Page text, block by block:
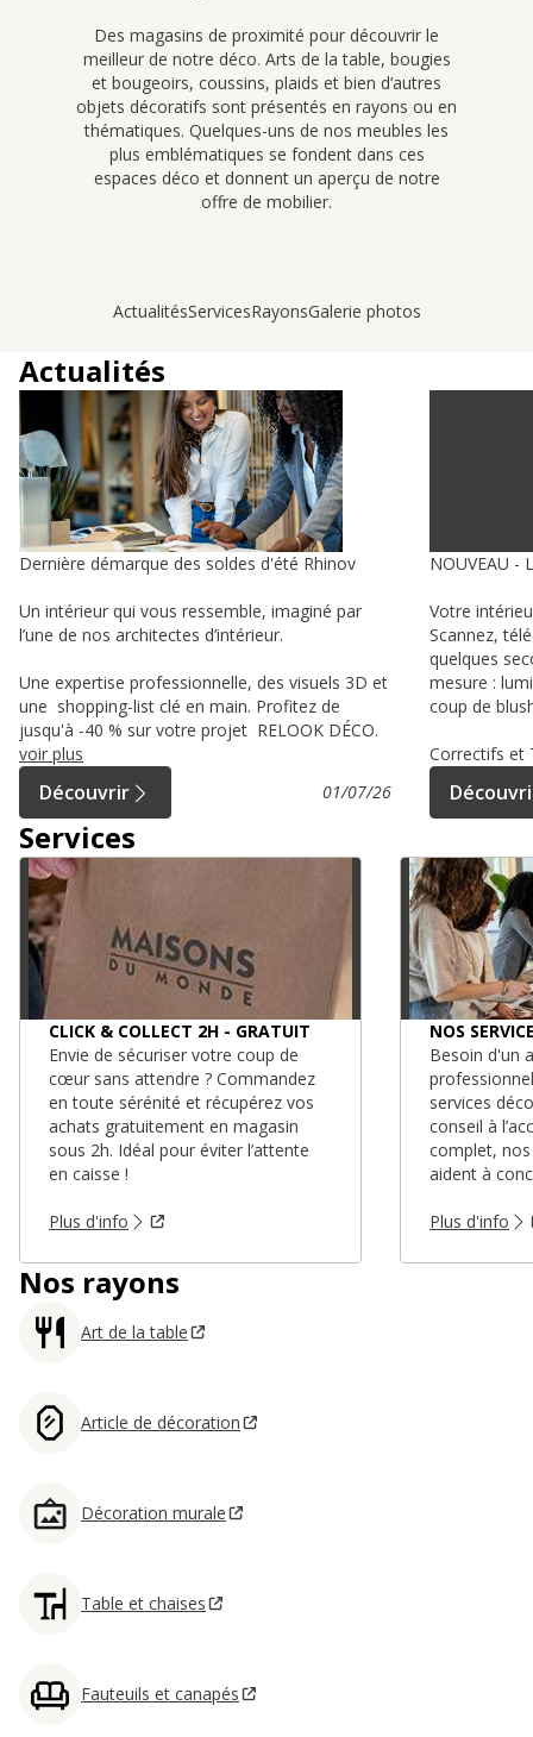
Des magasins de proximité pour découvrir le
meilleur de notre déco. Arts de la table, bougies
et bougeoirs, coussins, plaids et bien d’autres
objets décoratifs sont présentés en rayons ou en
thématiques. Quelques-uns de nos meubles les
plus emblématiques se fondent dans ces
espaces déco et donnent un aperçu de notre
offre de mobilier.
ActualitésServicesRayonsGalerie photos
Actualités
Dernière démarque des soldes d'été Rhinov
Un intérieur qui vous ressemble, imaginé par
l’une de nos architectes d’intérieur.
Une expertise professionnelle, des visuels 3D et
une shopping-list clé en main. Profitez de
jusqu'à -40 % sur votre projet RELOOK DÉCO.
voir plus
Découvrir 01/07/26
NOUVEAU -
Votre
Scannez,
quelques
mesure :
coup de
Correctifs et
Services
CLICK & COLLECT 2H - GRATUIT
Envie de sécuriser votre coup de
cœur sans attendre ? Commandez
en toute sérénité et récupérez vos
achats gratuitement en magasin
sous 2h. Idéal pour éviter l’attente
en caisse !
Plus d'info
NOS
Besoin d'un
services
conseil à
complet,
aident à
Plus d'info
Nos rayons
Art de la table
Article de décoration
Décoration murale
Table et chaises
Fauteuils et canapés